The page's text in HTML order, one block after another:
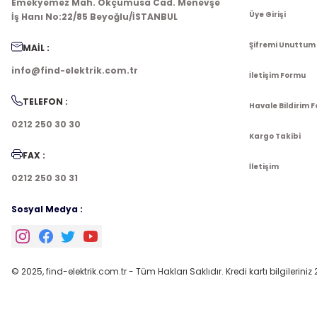
Emekyemez Mah. Okçumusa Cad. Menevşe
İş Hanı No:22/85 Beyoğlu/İSTANBUL
MAİL :
info@find-elektrik.com.tr
TELEFON :
0212 250 30 30
FAX :
0212 250 30 31
Sosyal Medya :
Üye Girişi
Şifremi Unuttum
İletişim Formu
Havale Bildirim
Kargo Takibi
İletişim
© 2025, find-elektrik.com.tr - Tüm Hakları Saklıdır. Kredi kartı